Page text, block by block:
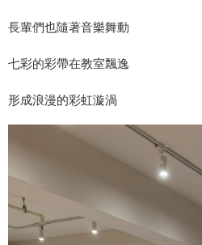
長輩們也隨著音樂舞動
七彩的彩帶在教室飄逸
形成浪漫的彩虹漩渦